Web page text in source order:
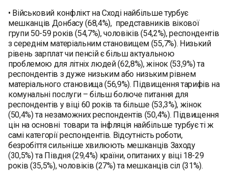
• Військовий конфлікт на Сході найбільше турбує
мешканців Донбасу (68,4%), представників вікової
групи 50-59 років (54,7%), чоловіків (54,2%), респондентів
з середнім матеріальним становищем (55,7%). Низький
рівень зарплат чи пенсій є більш актуальною
проблемою для літніх людей (62,8%), жінок (53,9%) та
респондентів з дуже низьким або низьким рівнем
матеріального становища (56,9%). Підвищення тарифів на
комунальнi послуги – більш болюче питання для
респондентів у віці 60 років та більше (53,3%), жінок
(50,4%) та незаможних респондентів (50,4%). Пiдвищення
цiн на основнi товари та iнфляцiя найбільше турбує ті ж
самі категорії респондентів. Відсутність роботи,
безробіття сильніше хвилюють мешканців Заходу
(30,5%) та Півдня (29,4%) країни, опитаних у віці 18-29
років (35,5%), чоловіків (27%) та мешканців сіл (31%).